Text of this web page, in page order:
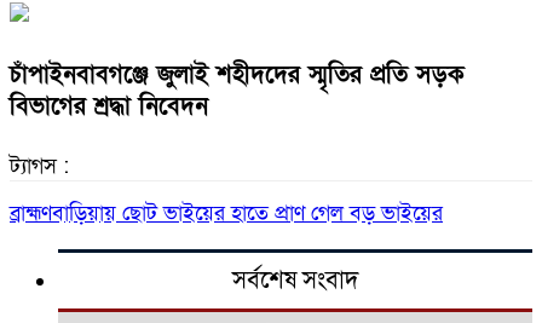
চাঁপাইনবাবগঞ্জে জুলাই শহীদদের স্মৃতির প্রতি সড়ক
বিভাগের শ্রদ্ধা নিবেদন
ট্যাগস :
ব্রাহ্মণবাড়িয়ায় ছোট ভাইয়ের হাতে প্রাণ গেল বড় ভাইয়ের
সর্বশেষ সংবাদ